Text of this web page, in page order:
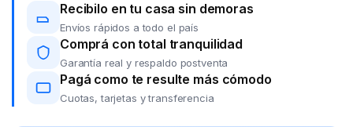
Recibilo en tu casa sin demoras
Envíos rápidos a todo el país
Comprá con total tranquilidad
Garantía real y respaldo postventa
Pagá como te resulte más cómodo
Cuotas, tarjetas y transferencia